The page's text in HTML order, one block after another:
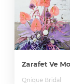
Zarafet Ve
Qnique Bridal